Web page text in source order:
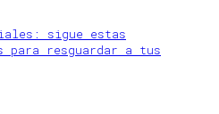
sigue estas
para resguardar a tus